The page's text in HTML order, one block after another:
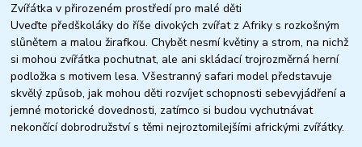
Zvířátka v přirozeném prostředí pro malé děti
Uveďte předškoláky do říše divokých zvířat z Afriky s rozkošným
slůnětem a malou žirafkou. Chybět nesmí květiny a strom, na nichž
si mohou zvířátka pochutnat, ale ani skládací trojrozměrná herní
podložka s motivem lesa. Všestranný safari model představuje
skvělý způsob, jak mohou děti rozvíjet schopnosti sebevyjádření a
jemné motorické dovednosti, zatímco si budou vychutnávat
nekončící dobrodružství s těmi nejroztomilejšími africkými zvířátky.